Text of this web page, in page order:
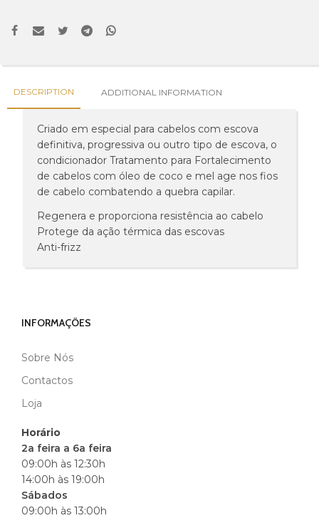
DESCRIPTION ADDITIONAL INFORMATION
Criado em especial para cabelos com escova
definitiva, progressiva ou outro tipo de escova, o
condicionador Tratamento para Fortalecimento
de cabelos com óleo de coco e mel age nos fios
de cabelo combatendo a quebra capilar.
Regenera e proporciona resistência ao cabelo
Protege da ação térmica das escovas
Anti-frizz
INFORMAÇÕES
Sobre Nós
Contactos
Loja
Horário
2a feira a 6a feira
09:00h às 12:30h
14:00h às 19:00h
Sábados
09:00h às 13:00h